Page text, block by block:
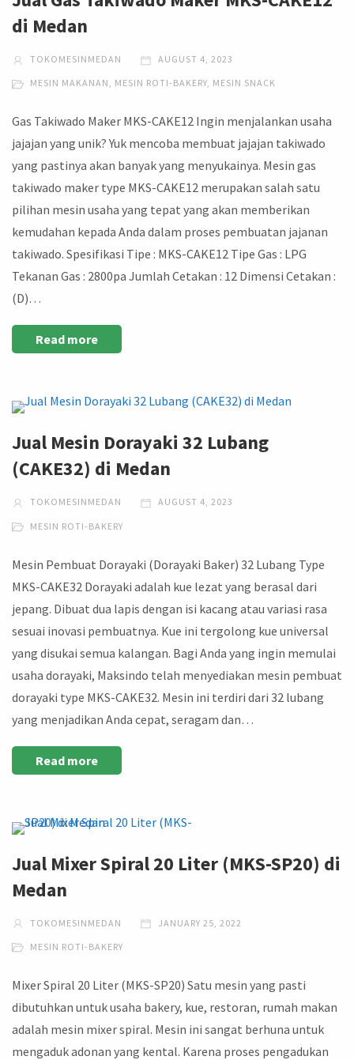
di Medan
TOKOMESINMEDAN AUGUST 4, 2023
MESIN MAKANAN, MESIN ROTI-BAKERY, MESIN SNACK
Gas Takiwado Maker MKS-CAKE12 Ingin menjalankan usaha
jajajan yang unik? Yuk mencoba membuat jajajan takiwado
yang pastinya akan banyak yang menyukainya. Mesin gas
takiwado maker type MKS-CAKE12 merupakan salah satu
pilihan mesin usaha yang tepat yang akan memberikan
kemudahan kepada Anda dalam proses pembuatan jajanan
takiwado. Spesifikasi Tipe : MKS-CAKE12 Tipe Gas : LPG
Tekanan Gas : 2800pa Jumlah Cetakan : 12 Dimensi Cetakan :
(D)…
Read more
Jual Mesin Dorayaki 32 Lubang
(CAKE32) di Medan
TOKOMESINMEDAN AUGUST 4, 2023
MESIN ROTI-BAKERY
Mesin Pembuat Dorayaki (Dorayaki Baker) 32 Lubang Type
MKS-CAKE32 Dorayaki adalah kue lezat yang berasal dari
jepang. Dibuat dua lapis dengan isi kacang atau variasi rasa
sesuai inovasi pembuatnya. Kue ini tergolong kue universal
yang disukai semua kalangan. Bagi Anda yang ingin memulai
usaha dorayaki, Maksindo telah menyediakan mesin pembuat
dorayaki type MKS-CAKE32. Mesin ini terdiri dari 32 lubang
yang menjadikan Anda cepat, seragam dan…
Read more
Jual Mixer Spiral 20 Liter (MKS-SP20) di
Medan
TOKOMESINMEDAN JANUARY 25, 2022
MESIN ROTI-BAKERY
Mixer Spiral 20 Liter (MKS-SP20) Satu mesin yang pasti
dibutuhkan untuk usaha bakery, kue, restoran, rumah makan
adalah mesin mixer spiral. Mesin ini sangat berhuna untuk
mengaduk adonan yang kental. Karena proses pengadukan